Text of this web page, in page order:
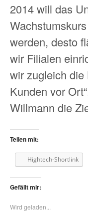
2014 will das
werden, desto
wir Filialen
wir zugleich
Kunden vor
Willmann die
Teilen mit:
Hightech-Shortlink
Gefällt mir:
Wird geladen...